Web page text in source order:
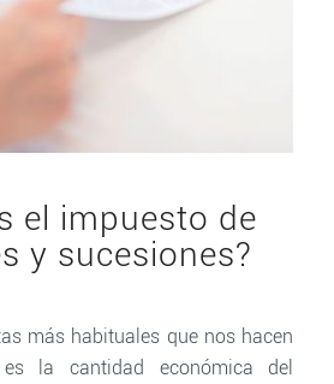
el impuesto de
y sucesiones?
más habituales que nos hacen
la cantidad económica del